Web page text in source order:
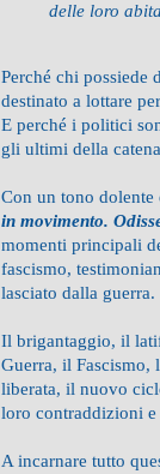
delle loro
Perché chi possiede
destinato a lottare
E perché i politici
gli ultimi della
Con un tono dolente
in movimento.
momenti principali
fascismo,
lasciato dalla guerra.
Il brigantaggio, il
Guerra, il Fascismo,
liberata, il nuovo
loro contraddizioni
A incarnare tutto